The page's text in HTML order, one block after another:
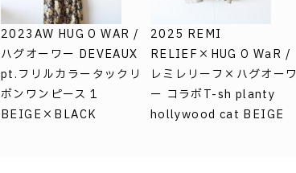
2023AW HUG O WAR /
ハグオーワー DEVEAUX
pt.フリルカラータックリ
ボンワンピース 1
BEIGE×BLACK
2025 REMI
RELIEF×HUG O WaR /
レミレリーフ×ハグオーワ
ー コラボT-sh planty
hollywood cat BEIGE